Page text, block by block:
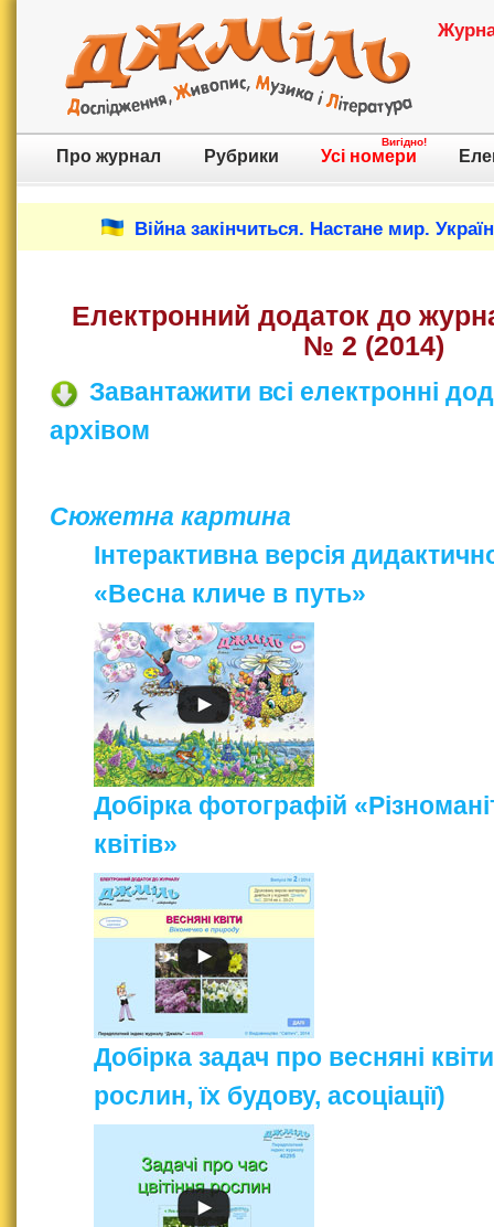
Про журнал Рубрики Усі номери
Вигідно!
Війна закінчиться. Настане мир.
Електронний додаток до
№ 2 (2014)
Завантажити всі електронні
архівом
Сюжетна картина
Інтерактивна версія
«Весна кличе в путь»
Добірка фотографій
квітів»
Добірка задач про весняні
рослин, їх будову, асоціації)